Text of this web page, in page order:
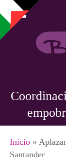
Pasar al
Se
Inicio »
Santander